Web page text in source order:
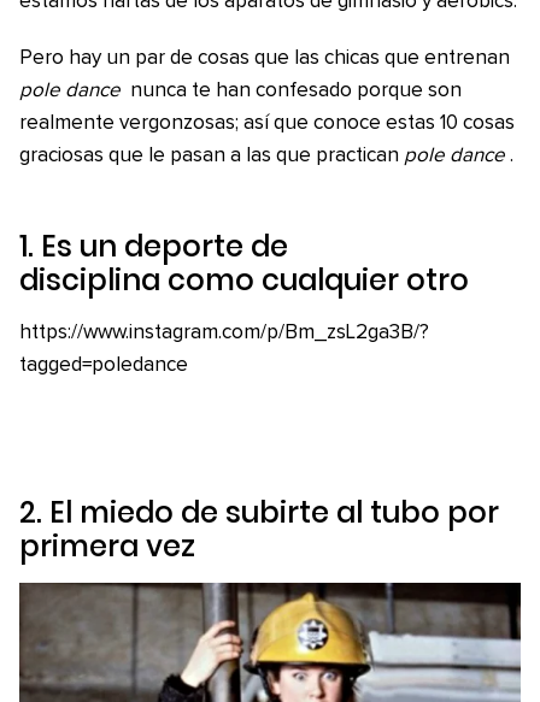
Pero hay un par de cosas que las chicas que entrenan
pole dance nunca te han confesado porque son
realmente vergonzosas; así que conoce estas 10 cosas
graciosas que le pasan a las que practican pole dance .
1. Es un deporte de
disciplina como cualquier otro
https://www.instagram.com/p/Bm_zsL2ga3B/?
tagged=poledance
2. El miedo de subirte al tubo por
primera vez